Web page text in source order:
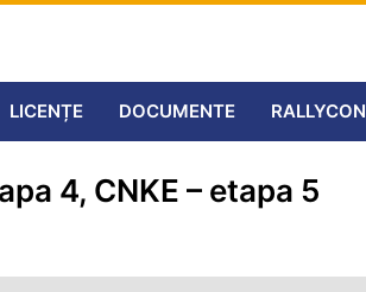
LICENȚE DOCUMENTE
4, CNKE – etapa 5